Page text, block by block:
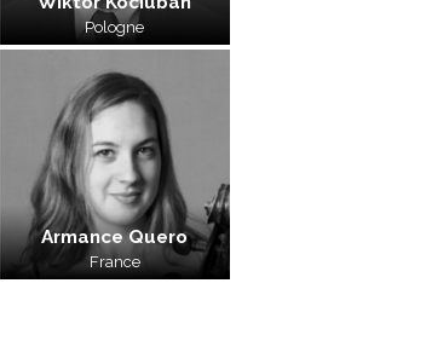
Pologne
Armance Quero
France